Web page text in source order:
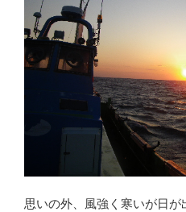
思いの外、風強く寒いが日